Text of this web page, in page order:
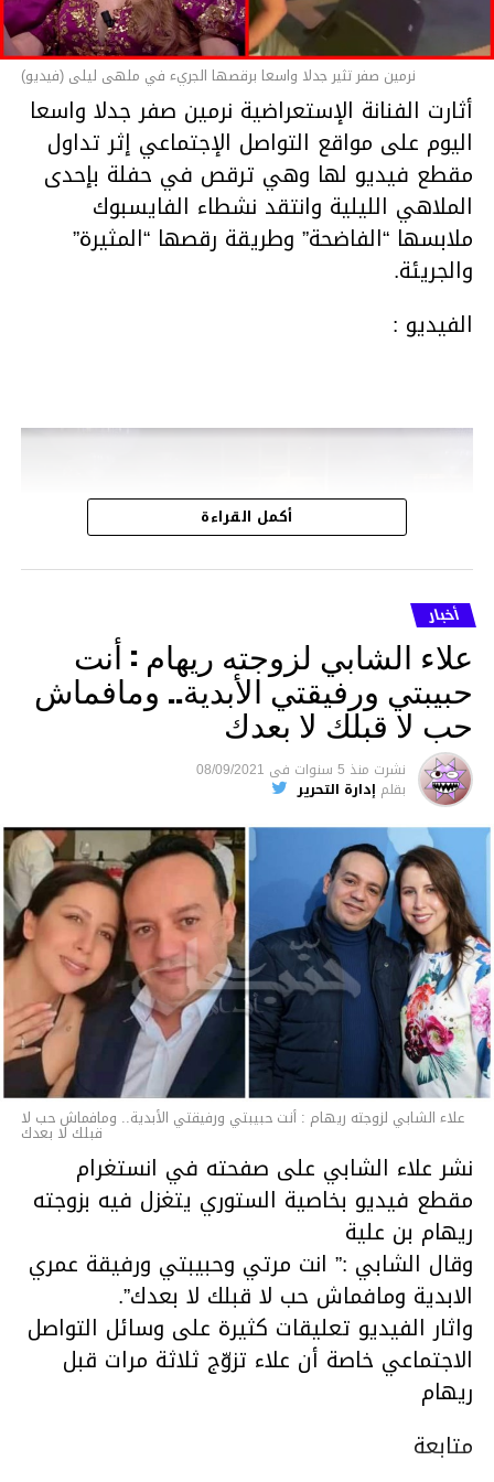
00:00
06:25
نرمين صفر تثير جدلا واسعا برقصها الجريء في ملهى ليلى (فيديو)
أثارت الفنانة الإستعراضية نرمين صفر جدلا واسعا
اليوم على مواقع التواصل الإجتماعي إثر تداول
مقطع فيديو لها وهي ترقص في حفلة بإحدى
الملاهي الليلية وانتقد نشطاء الفايسبوك
ملابسها “الفاضحة” وطريقة رقصها “المثيرة”
والجريئة.
الفيديو :
مشغل
00:00
00:41
متابعة
قسم الاخبـار
أكمل القراءة
أخبار
علاء الشابي لزوجته ريهام : أنت
حبيبتي ورفيقتي الأبدية.. ومافماش
حب لا قبلك لا بعدك
نشرت منذ 5 سنوات فى 08/09/2021
بقلم إدارة التحرير
علاء الشابي لزوجته ريهام : أنت حبيبتي ورفيقتي الأبدية.. ومافماش حب لا
قبلك لا بعدك
نشر علاء الشابي على صفحته في انستغرام
مقطع فيديو بخاصية الستوري يتغزل فيه بزوجته
ريهام بن علية
وقال الشابي :” انت مرتي وحبيبتي ورفيقة عمري
الابدية ومافماش حب لا قبلك لا بعدك”.
واثار الفيديو تعليقات كثيرة على وسائل التواصل
الاجتماعي خاصة أن علاء تزوّج ثلاثة مرات قبل
ريهام
متابعة